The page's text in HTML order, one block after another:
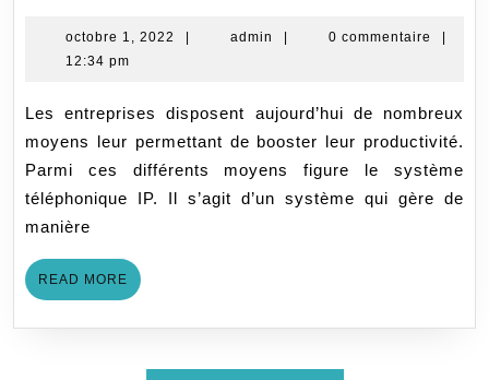
pour
IP
dans
sa
octobre 1, 2022
octobreadmin admin 0 commentaire
12:34 pm
Les entreprises disposent aujourd’hui de nombreux
moyens leur permettant de booster leur productivité.
Parmi ces différents moyens figure le système
téléphonique IP. Il s’agit d’un système qui gère de
manière
READ MORE READ
MORE